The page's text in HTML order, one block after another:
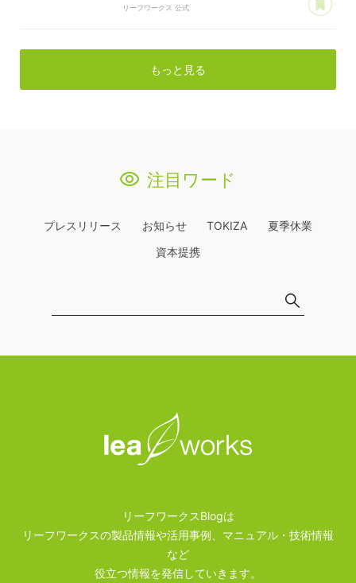
リーフワークス 公式
もっと見る
注目ワード
プレスリリース お知らせ TOKIZA
夏季休業
資本提携
リーフワークスBlogは
リーフワークスの製品情報や活用事例、マニュアル・技術情報
など
役立つ情報を発信していきます。